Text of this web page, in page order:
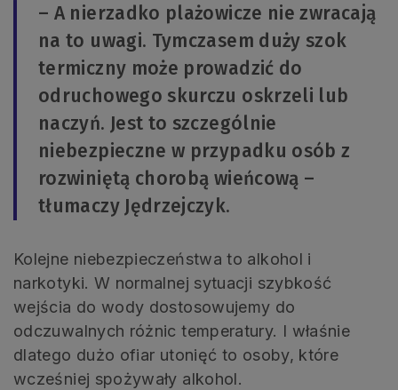
– A nierzadko plażowicze nie zwracają
na to uwagi. Tymczasem duży szok
termiczny może prowadzić do
odruchowego skurczu oskrzeli lub
naczyń. Jest to szczególnie
niebezpieczne w przypadku osób z
rozwiniętą chorobą wieńcową –
tłumaczy Jędrzejczyk.
Kolejne niebezpieczeństwa to alkohol i
narkotyki. W normalnej sytuacji szybkość
wejścia do wody dostosowujemy do
odczuwalnych różnic temperatury. I właśnie
dlatego dużo ofiar utonięć to osoby, które
wcześniej spożywały alkohol.